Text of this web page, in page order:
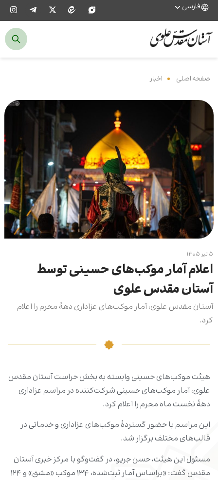
فارسی
صفحه اصلی اخبار
۵ تیر ۱۴۰۵
اعلام آمار موکب‌های حسینی توسط
آستان مقدس علوی
آستان مقدس علوی، آمار موکب‌های عزاداری دهۀ محرم را اعلام
کرد.
هیئت موکب‌های حسینی وابسته به بخش حراست آستان مقدس
علوی، آمار موکب‌های حسینی شرکت‌کننده در مراسم عزاداری
دهۀ نخست ماه محرم را اعلام کرد.
این مراسم با حضور گستردۀ موکب‌های عزاداری و خدماتی در
قالب‌های مختلف برگزار شد.
مسئول این هیئت، حسن جریو، در گفت‌وگو با مرکز خبری آستان
مقدس گفت: «براساس آمار ثبت‌شده، ۱۳۴ موکب «مشق» و ۱۲۴